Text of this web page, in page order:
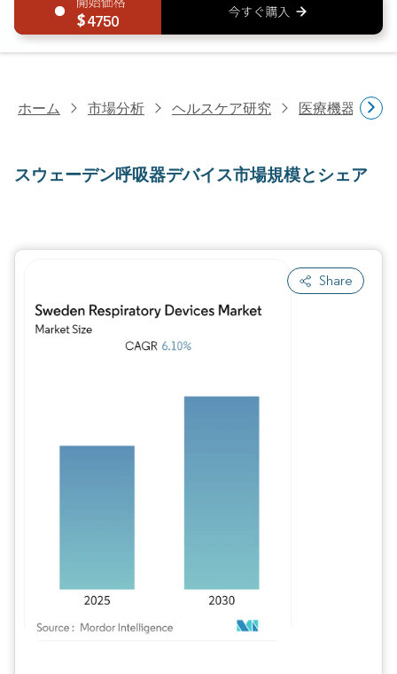
4750
ホーム 市場分析 ヘルスケア研究 医療機器研究
スウェーデン呼吸器デバイス市場規模とシェア
Share